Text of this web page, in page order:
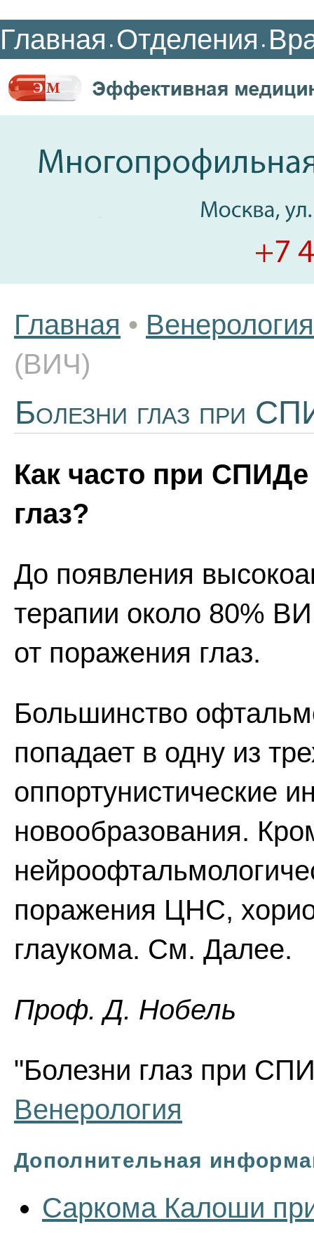
Главная • Отделения •
Главная • Венерология
(ВИЧ)
Болезни глаз при
Как часто при
глаз?
До появления
терапии около 80%
от поражения глаз.
Большинство
попадает в одну из
оппортунистические
новообразования.
поражения ЦНС,
глаукома. См. Далее.
Проф. Д. Нобель
"Болезни глаз при
Венерология
Дополнительная
Саркома Калоши